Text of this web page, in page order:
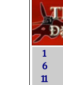
1
6
11